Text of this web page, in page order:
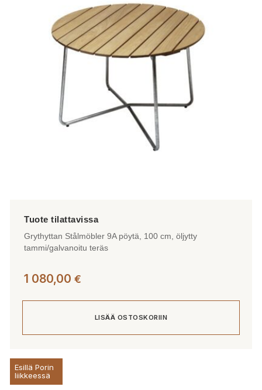
Grythyttan Stålmöbler 9A pöytä, 100 cm, öljytty
tammi/galvanoitu teräs
1 080,00 €
LISÄÄ OSTOSKORIIN
Esillä Porin
liikkeessä